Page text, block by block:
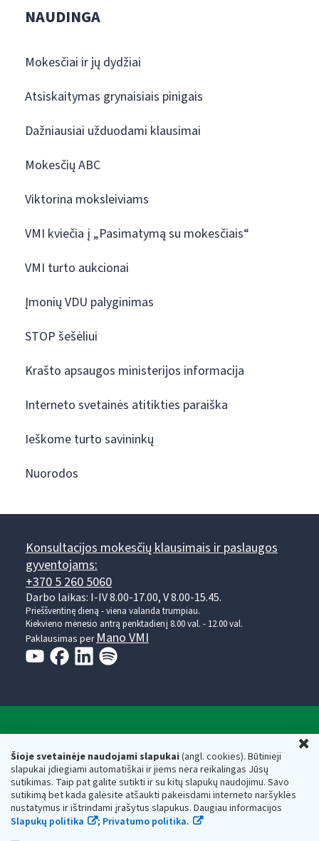
Šioje svetainėje naudojami slapukai(angl. cookies). Būtinieji
slapukai įdiegiami automatiškai ir jiems nėra reikalingas Jūsų
sutikimas. Taip pat galite sutikti ir su kitų slapukų naudojimu. Savo
sutikimą bet kada galėsite atšaukti pakeisdami interneto naršyklės
nustatymus ir ištrindami įrašytus slapukus. Daugiau informacijos
Slapukų politika
; Privatumo politika.
NAUDINGA
Mokesčiai ir jų dydžiai
Atsiskaitymas grynaisiais pinigais
Dažniausiai užduodami klausimai
Mokesčių ABC
Viktorina moksleiviams
VMI kviečia į „Pasimatymą su mokesčiais“
VMI turto aukcionai
Įmonių VDU palyginimas
STOP šešėliui
Krašto apsaugos ministerijos informacija
Interneto svetainės atitikties paraiška
Ieškome turto savininkų
Nuorodos
Konsultacijos mokesčių klausimais ir paslaugos
gyventojams:
+370 5 260 5060
Darbo laikas: I-IV 8.00-17.00, V 8.00-15.45.
Prieššventinę dieną - viena valanda trumpiau.
Kiekvieno mėnesio antrą penktadienį 8.00 val. - 12.00 val.
Paklausimas per Mano VMI
Respublikos finansų ministerijos
Biudžetinė įstaiga. Juridinio asmens kodas — 188659752,
adresas: Vasario 16-osios g. 14, 01107 Vilnius, Lietuva, el.paštas:
vmi@vmi.lt, E. pristatymo dėžutės adresas 188659752
Duomenys apie Valstybinę mokesčių inspekciją prie Lietuvos
Respublikos finansų ministerijos kaupiami ir saugomi Juridinių